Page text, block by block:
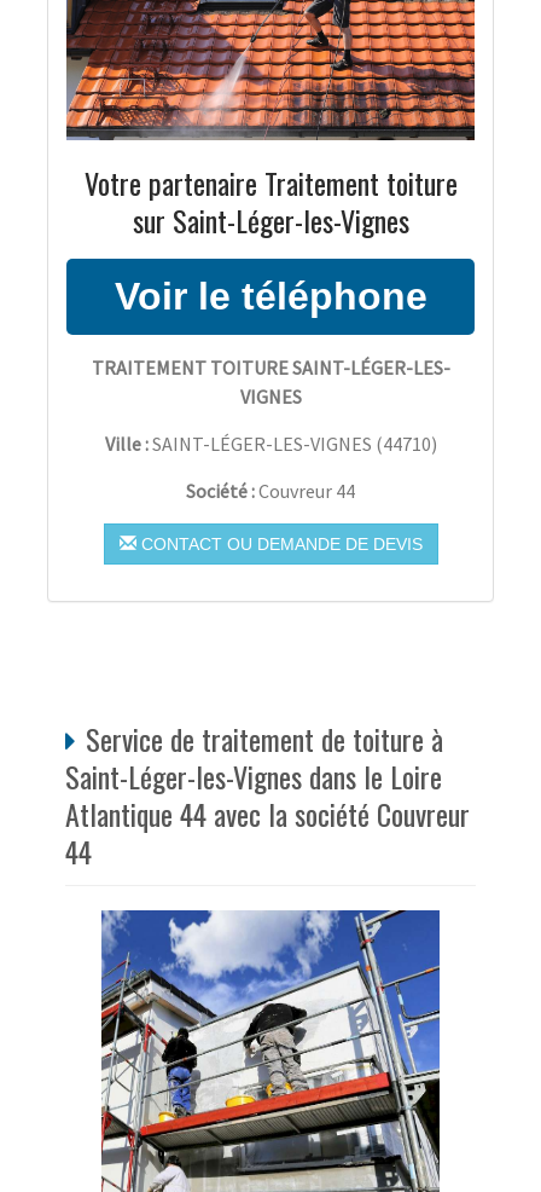
Votre partenaire Traitement toiture
sur Saint-Léger-les-Vignes
TRAITEMENT TOITURE SAINT-LÉGER-LES-
VIGNES
Ville :SAINT-LÉGER-LES-VIGNES (44710)
Société :Couvreur 44
CONTACT OU DEMANDE DE DEVIS
Service de traitement de toiture à
Saint-Léger-les-Vignes dans le Loire
Atlantique 44 avec la société Couvreur
44